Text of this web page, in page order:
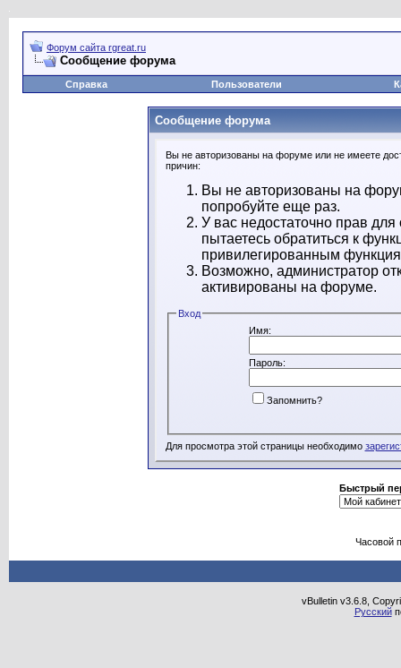
Форум сайта rgreat.ru
Сообщение форума
Справка Пользователи
Сообщение форума
Вы не авторизованы на форуме или не имеете
причин:
Вы не авторизованы на
попробуйте еще раз.
У вас недостаточно прав
пытаетесь обратиться к
привилегированным
Возможно, администратор
активированы на форуме.
Вход
Имя:
Пароль:
Запомнить?
Для просмотра этой страницы необходимо
Быстрый
Часовой
vBulletin v3.6.8,
Русский